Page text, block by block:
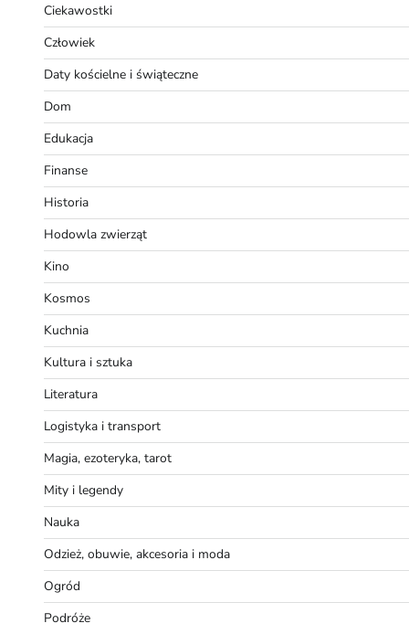
Ciekawostki
Człowiek
Daty kościelne i świąteczne
Dom
Edukacja
Finanse
Historia
Hodowla zwierząt
Kino
Kosmos
Kuchnia
Kultura i sztuka
Literatura
Logistyka i transport
Magia, ezoteryka, tarot
Mity i legendy
Nauka
Odzież, obuwie, akcesoria i moda
Ogród
Podróże